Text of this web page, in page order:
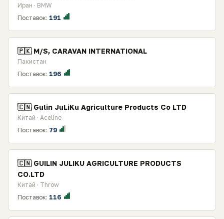
Иран · BMW
Поставок: 191
🇵🇰 M/S, CARAVAN INTERNATIONAL
Пакистан
Поставок: 196
🇨🇳 Gulin JuLiKu Agriculture Products Co LTD
Китай · Aceline
Поставок: 79
🇨🇳 GUILIN JULIKU AGRICULTURE PRODUCTS
CO.LTD
Китай · Throw
Поставок: 116